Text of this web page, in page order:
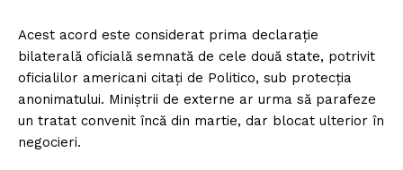
Acest acord este considerat prima declarație
bilaterală oficială semnată de cele două state, potrivit
oficialilor americani citați de Politico, sub protecția
anonimatului. Miniștrii de externe ar urma să parafeze
un tratat convenit încă din martie, dar blocat ulterior în
negocieri.